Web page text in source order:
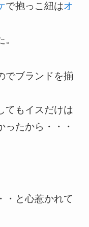
で抱っこ紐はオ
でブランドを揃
てもイスだけは
ったから・・・
・と心惹かれて